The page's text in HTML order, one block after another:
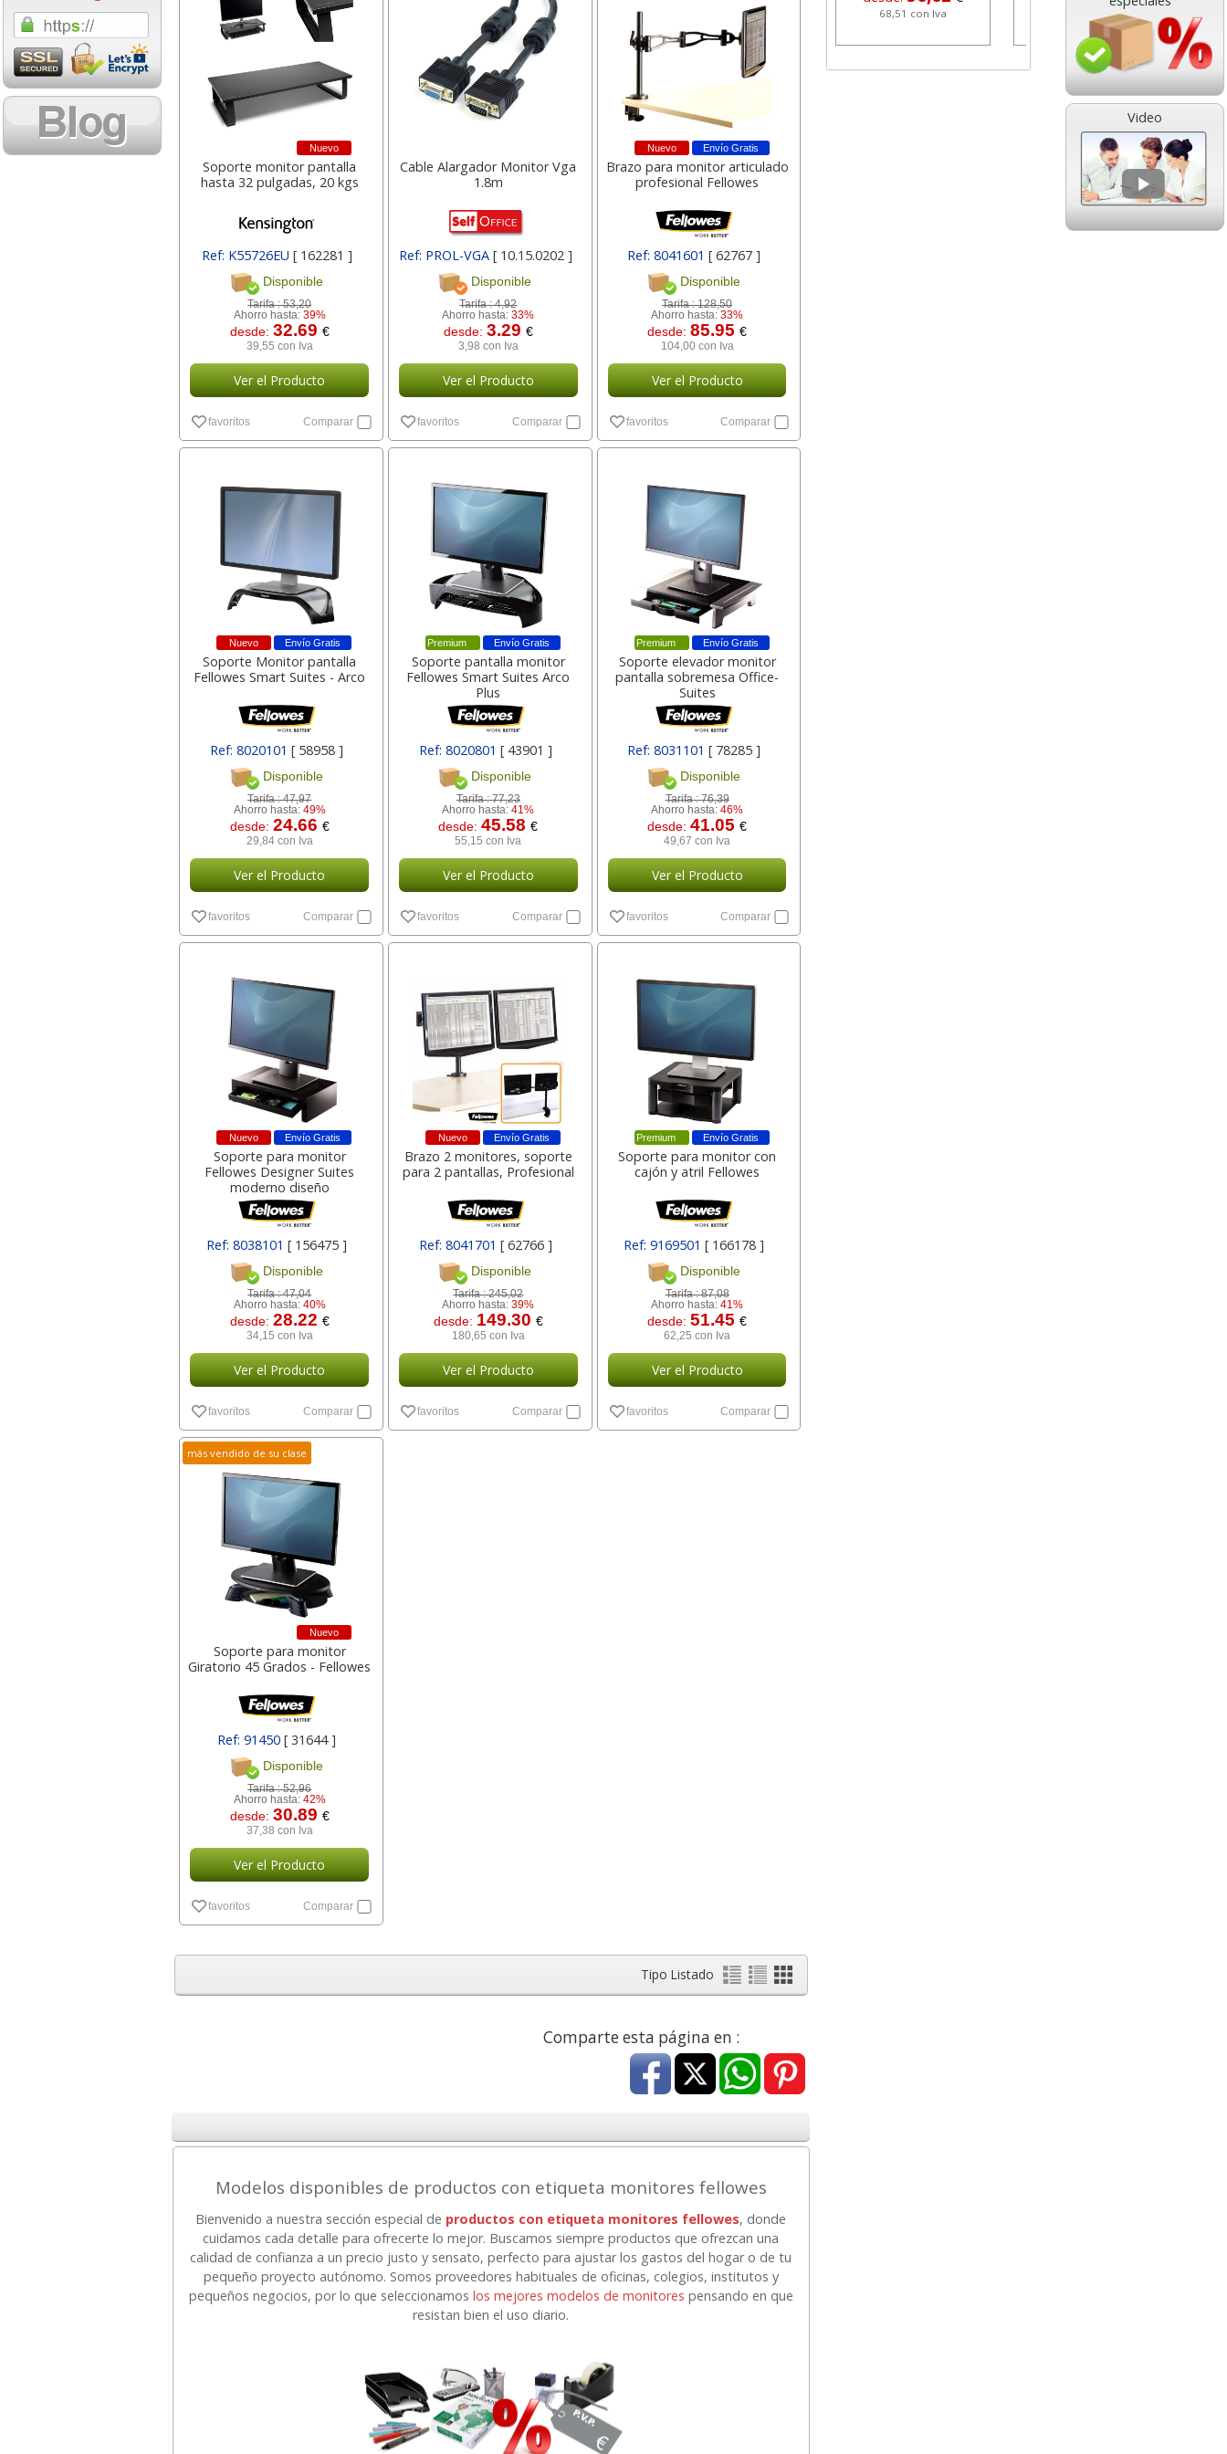
Video
Nuevo
Soporte monitor pantalla
hasta 32 pulgadas, 20 kgs
Ref: K55726EU [ 162281 ]
Disponible
Tarifa :53,20
Ahorro hasta: 39%
desde: 32.69 €
39,55 con Iva
Ver el Producto
favoritos Comparar
Cable Alargador Monitor Vga
1.8m
Ref: PROL-VGA [ 10.15.0202 ]
Disponible
Tarifa :4,92
Ahorro hasta:33%
desde: 3.29 €
3,98 con Iva
Ver el Producto
favoritos Comparar
Envío Gratis
Nuevo
Brazo para monitor articulado
profesional Fellowes
Ref: 8041601[ 62767 ]
Disponible
Tarifa :128,50
Ahorro hasta: 33%
desde: 85.95 €
104,00 con Iva
Ver el Producto
favoritos Comparar
Envío Gratis
Nuevo
Soporte Monitor pantalla
Fellowes Smart Suites - Arco
Ref: 8020101[ 58958 ]
Disponible
Tarifa :47,97
Ahorro hasta: 49%
desde: 24.66 €
29,84 con Iva
Ver el Producto
favoritos Comparar
Envío Gratis
Premium
Soporte pantalla monitor
Fellowes Smart Suites Arco
Plus
Ref: 8020801 [ 43901 ]
Disponible
Tarifa :77,23
Ahorro hasta:41%
desde:45.58€
55,15 con Iva
Ver el Producto
favoritos Comparar
Envío Gratis
Premium
Soporte elevador monitor
pantalla sobremesa Office-
Suites
Ref: 8031101[ 78285 ]
Disponible
Tarifa :76,39
Ahorro hasta: 46%
desde: 41.05 €
49,67 con Iva
Ver el Producto
favoritos Comparar
Envío Gratis
Nuevo
Soporte para monitor
Fellowes Designer Suites
moderno diseño
Ref: 8038101[ 156475 ]
Disponible
Tarifa :47,04
Ahorro hasta: 40%
desde: 28.22 €
34,15 con Iva
Ver el Producto
favoritos Comparar
Envío Gratis
Nuevo
Brazo 2 monitores, soporte
para 2 pantallas, Profesional
Ref: 8041701 [ 62766 ]
Disponible
Tarifa :245,02
Ahorro hasta:39%
desde: 149.30 €
180,65 con Iva
Ver el Producto
favoritos Comparar
Envío Gratis
Premium
Soporte para monitor con
cajón y atril Fellowes
Ref: 9169501[ 166178 ]
Disponible
Tarifa :87,08
Ahorro hasta: 41%
desde: 51.45 €
62,25 con Iva
Ver el Producto
favoritos Comparar
más vendido de su clase
Nuevo
Soporte para monitor
Giratorio 45 Grados - Fellowes
Ref: 91450[ 31644 ]
Disponible
Tarifa :52,96
Ahorro hasta: 42%
desde: 30.89 €
37,38 con Iva
Ver el Producto
favoritos Comparar
Tipo Listado
Comparte esta página en :
Modelos disponibles de productos con etiqueta monitores fellowes
Bienvenido a nuestra sección especial de productos con etiqueta monitores fellowes, donde
cuidamos cada detalle para ofrecerte lo mejor. Buscamos siempre productos que ofrezcan una
calidad de confianza a un precio justo y sensato, perfecto para ajustar los gastos del hogar o de tu
pequeño proyecto autónomo. Somos proveedores habituales de oficinas, colegios, institutos y
pequeños negocios, por lo que seleccionamos los mejores modelos de monitores pensando en que
resistan bien el uso diario.
1,08 con Iva 18,02 con Iva 17,99 con Iva 45,82 con Iva 68,51 con Iva 1,08 con Iva
Cartucho HP 304 - 302
Negro, original
N9K06AE
14,87 €
17,99 con Iva
capacidad deskjet
HP 950XL - Cartucho
para Officejet Pro 8600
negro
desde:
68,51 con Iva
Goma de borrar
moldeable maleable
para carboncillo o
desde:0,89
1,08 con Iva
Negro, original